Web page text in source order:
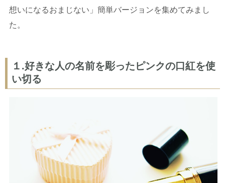
想いになるおまじない」簡単バージョンを集めてみまし
た。
１.好きな人の名前を彫ったピンクの口紅を使
い切る